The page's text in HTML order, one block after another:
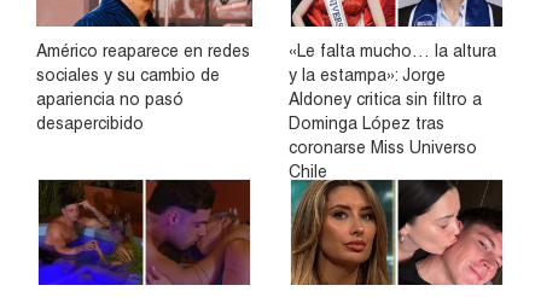
Américo reaparece en redes
sociales y su cambio de
apariencia no pasó
desapercibido
«Le falta mucho… la altura
y la estampa»: Jorge
Aldoney critica sin filtro a
Dominga López tras
coronarse Miss Universo
Chile